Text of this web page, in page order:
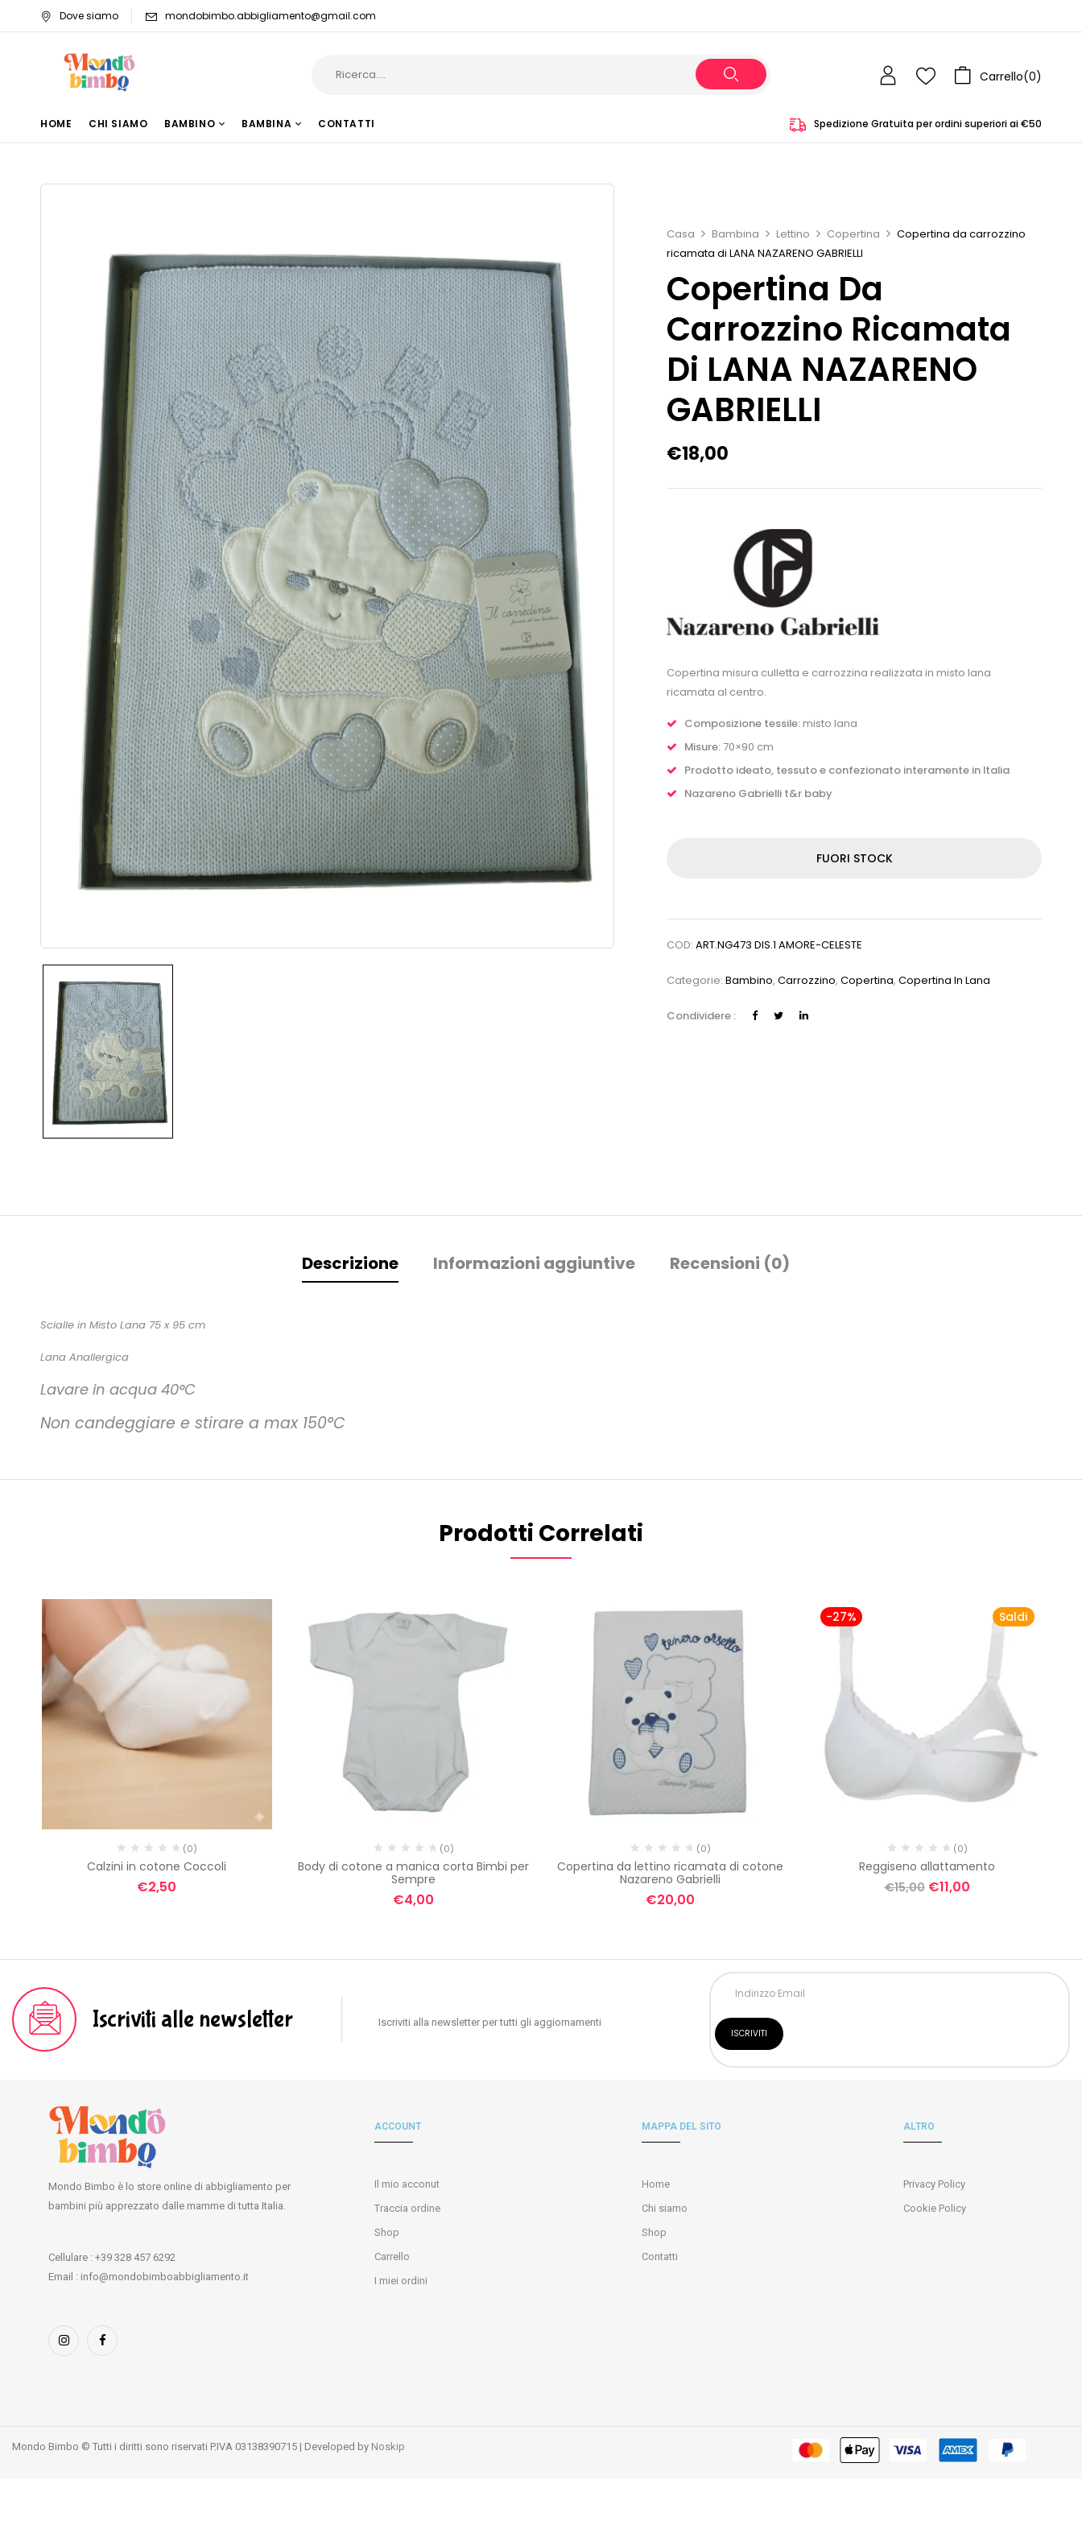
Dove siamo mondobimbo.abbigliamento@gmail.com
Carrello(0)
HOME CHI SIAMO BAMBINO BAMBINA CONTATTI Spedizione Gratuita per ordini superiori ai €50
Casa Bambina Lettino Copertina
Copertina da carrozzino
ricamata di LANA NAZARENO GABRIELLI
Copertina Da
Carrozzino Ricamata
Di LANA NAZARENO
GABRIELLI
€18,00
Copertina misura culletta e carrozzina realizzata in misto lana
ricamata al centro.
Composizione tessile: misto lana
Misure: 70×90 cm
Prodotto ideato, tessuto e confezionato interamente in Italia
Nazareno Gabrielli t&r baby
FUORI STOCK
COD:ART.NG473 DIS.1 AMORE-CELESTE
Categorie:Bambino,Carrozzino,Copertina,Copertina In Lana
Condividere :
Descrizione Informazioni aggiuntive Recensioni (0)
Scialle in Misto Lana 75 x 95 cm
Lana Anallergica
Lavare in acqua 40°C
Non candeggiare e stirare a max 150°C
Prodotti Correlati
(0)
Calzini in cotone Coccoli
€2,50
(0)
Body di cotone a manica corta Bimbi per
Sempre
€4,00
(0)
Copertina da lettino ricamata di cotone
Nazareno Gabrielli
€20,00
Saldi
-27%
(0)
Reggiseno allattamento
€15,00 €11,00
Iscriviti alle newsletter Iscriviti alla newsletter per tutti gli aggiornamenti
Mondo Bimbo è lo store online di abbigliamento per
bambini più apprezzato dalle mamme di tutta Italia.
Cellulare : +39 328 457 6292
Email : info@mondobimboabbigliamento.it
ACCOUNT
Il mio acconut
Traccia ordine
Shop
Carrello
I miei ordini
MAPPA DEL SITO
Home
Chi siamo
Shop
Contatti
ALTRO
Privacy Policy
Cookie Policy
Mondo Bimbo © Tutti i diritti sono riservati P.IVA 03138390715 | Developed by Noskip